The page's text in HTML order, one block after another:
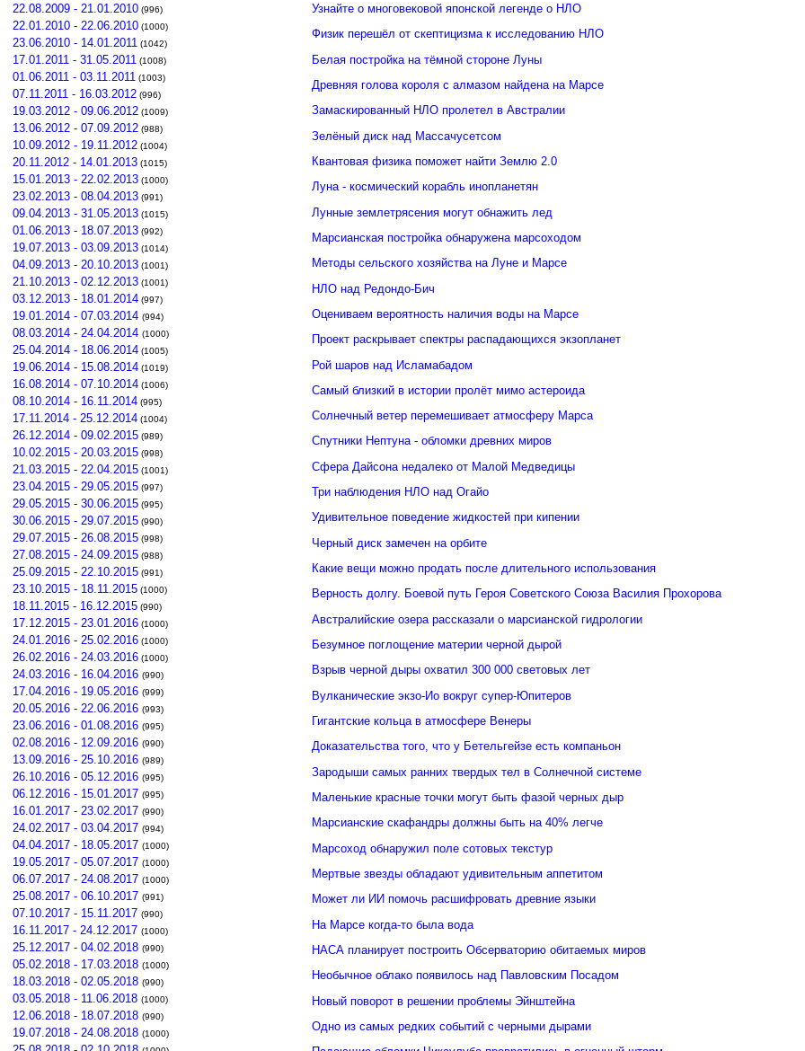
22.08.2009 - 21.01.2010 (996)
22.01.2010 - 22.06.2010 (1000)
23.06.2010 - 14.01.2011 (1042)
17.01.2011 - 31.05.2011 (1008)
01.06.2011 - 03.11.2011 (1003)
07.11.2011 - 16.03.2012 (996)
19.03.2012 - 09.06.2012 (1009)
13.06.2012 - 07.09.2012 (988)
10.09.2012 - 19.11.2012 (1004)
20.11.2012 - 14.01.2013 (1015)
15.01.2013 - 22.02.2013 (1000)
23.02.2013 - 08.04.2013 (991)
09.04.2013 - 31.05.2013 (1015)
01.06.2013 - 18.07.2013 (992)
19.07.2013 - 03.09.2013 (1014)
04.09.2013 - 20.10.2013 (1001)
21.10.2013 - 02.12.2013 (1001)
03.12.2013 - 18.01.2014 (997)
19.01.2014 - 07.03.2014 (994)
08.03.2014 - 24.04.2014 (1000)
25.04.2014 - 18.06.2014 (1005)
19.06.2014 - 15.08.2014 (1019)
16.08.2014 - 07.10.2014 (1006)
08.10.2014 - 16.11.2014 (995)
17.11.2014 - 25.12.2014 (1004)
26.12.2014 - 09.02.2015 (989)
10.02.2015 - 20.03.2015 (998)
21.03.2015 - 22.04.2015 (1001)
23.04.2015 - 29.05.2015 (997)
29.05.2015 - 30.06.2015 (995)
30.06.2015 - 29.07.2015 (990)
29.07.2015 - 26.08.2015 (998)
27.08.2015 - 24.09.2015 (988)
25.09.2015 - 22.10.2015 (991)
23.10.2015 - 18.11.2015 (1000)
18.11.2015 - 16.12.2015 (990)
17.12.2015 - 23.01.2016 (1000)
24.01.2016 - 25.02.2016 (1000)
26.02.2016 - 24.03.2016 (1000)
24.03.2016 - 16.04.2016 (990)
17.04.2016 - 19.05.2016 (999)
20.05.2016 - 22.06.2016 (993)
23.06.2016 - 01.08.2016 (995)
02.08.2016 - 12.09.2016 (990)
13.09.2016 - 25.10.2016 (989)
26.10.2016 - 05.12.2016 (995)
06.12.2016 - 15.01.2017 (995)
16.01.2017 - 23.02.2017 (990)
24.02.2017 - 03.04.2017 (994)
04.04.2017 - 18.05.2017 (1000)
19.05.2017 - 05.07.2017 (1000)
06.07.2017 - 24.08.2017 (1000)
25.08.2017 - 06.10.2017 (991)
07.10.2017 - 15.11.2017 (990)
16.11.2017 - 24.12.2017 (1000)
25.12.2017 - 04.02.2018 (990)
05.02.2018 - 17.03.2018 (1000)
18.03.2018 - 02.05.2018 (990)
03.05.2018 - 11.06.2018 (1000)
12.06.2018 - 18.07.2018 (990)
19.07.2018 - 24.08.2018 (1000)
Узнайте о многовековой японской легенде о НЛО
Физик перешёл от скептицизма к исследованию НЛО
Белая постройка на тёмной стороне Луны
Древняя голова короля с алмазом найдена на Марсе
Замаскированный НЛО пролетел в Австралии
Зелёный диск над Массачусетсом
Квантовая физика поможет найти Землю 2.0
Луна - космический корабль инопланетян
Лунные землетрясения могут обнажить лед
Марсианская постройка обнаружена марсоходом
Методы сельского хозяйства на Луне и Марсе
НЛО над Редондо-Бич
Оцениваем вероятность наличия воды на Марсе
Проект раскрывает спектры распадающихся экзопланет
Рой шаров над Исламабадом
Самый близкий в истории пролёт мимо астероида
Солнечный ветер перемешивает атмосферу Марса
Спутники Нептуна - обломки древних миров
Сфера Дайсона недалеко от Малой Медведицы
Три наблюдения НЛО над Огайо
Удивительное поведение жидкостей при кипении
Черный диск замечен на орбите
Какие вещи можно продать после длительного использования
Верность долгу. Боевой путь Героя Советского Союза Василия Прохорова
Австралийские озера рассказали о марсианской гидрологии
Безумное поглощение материи черной дырой
Взрыв черной дыры охватил 300 000 световых лет
Вулканические экзо-Ио вокруг супер-Юпитеров
Гигантские кольца в атмосфере Венеры
Доказательства того, что у Бетельгейзе есть компаньон
Зародыши самых ранних твердых тел в Солнечной системе
Маленькие красные точки могут быть фазой черных дыр
Марсианские скафандры должны быть на 40% легче
Марсоход обнаружил поле сотовых текстур
Мертвые звезды обладают удивительным аппетитом
Может ли ИИ помочь расшифровать древние языки
На Марсе когда-то была вода
НАСА планирует построить Обсерваторию обитаемых миров
Необычное облако появилось над Павловским Посадом
Новый поворот в решении проблемы Эйнштейна
Одно из самых редких событий с черными дырами